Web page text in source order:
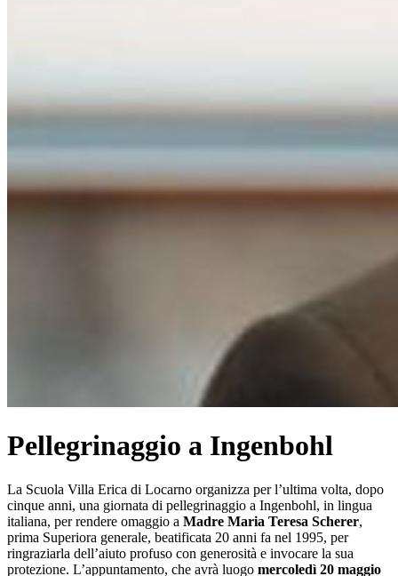
Pellegrinaggio a Ingenbohl
La Scuola Villa Erica di Locarno organizza per l’ultima volta, dopo
cinque anni, una giornata di pellegrinaggio a Ingenbohl, in lingua
italiana, per rendere omaggio a Madre Maria Teresa Scherer,
prima Superiora generale, beatificata 20 anni fa nel 1995, per
ringraziarla dell’aiuto profuso con generosità e invocare la sua
protezione. L’appuntamento, che avrà luogo mercoledì 20 maggio